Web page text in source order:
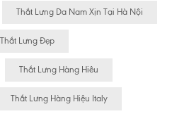
Thắt Lưng Da Nam Xịn Tại Hà Nội
Thắt Lưng Đẹp
Thắt Lưng Hàng Hiêu
Thắt Lưng Hàng Hiệu Italy